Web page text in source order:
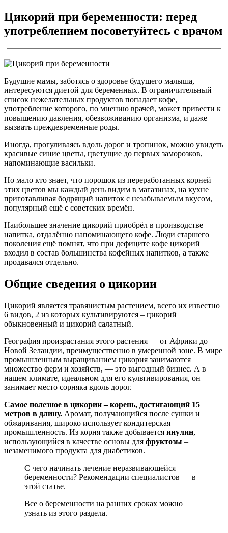
Цикорий при беременности: перед
употреблением посоветуйтесь с врачом
Будущие мамы, заботясь о здоровье будущего малыша,
интересуются диетой для беременных. В ограничительный
список нежелательных продуктов попадает кофе,
употребление которого, по мнению врачей, может привести к
повышению давления, обезвоживанию организма, и даже
вызвать преждевременные роды.
Иногда, прогуливаясь вдоль дорог и тропинок, можно увидеть
красивые синие цветы, цветущие до первых заморозков,
напоминающие васильки.
Но мало кто знает, что порошок из переработанных корней
этих цветов мы каждый день видим в магазинах, на кухне
приготавливая бодрящий напиток с незабываемым вкусом,
популярный ещё с советских времён.
Наибольшее значение цикорий приобрёл в производстве
напитка, отдалённо напоминающего кофе. Люди старшего
поколения ещё помнят, что при дефиците кофе цикорий
входил в состав большинства кофейных напитков, а также
продавался отдельно.
Общие сведения о цикории
Цикорий является травянистым растением, всего их известно
6 видов, 2 из которых культивируются – цикорий
обыкновенный и цикорий салатный.
География произрастания этого растения — от Африки до
Новой Зеландии, преимущественно в умеренной зоне. В мире
промышленным выращиванием цикория занимаются
множество ферм и хозяйств, — это выгодный бизнес. А в
нашем климате, идеальном для его культивирования, он
занимает место сорняка вдоль дорог.
Самое полезное в цикории – корень, достигающий 15
метров в длину. Аромат, получающийся после сушки и
обжаривания, широко использует кондитерская
промышленность. Из корня также добывается инулин,
использующийся в качестве основы для фруктозы –
незаменимого продукта для диабетиков.
С чего начинать лечение неразвивающейся
беременности? Рекомендации специалистов — в
этой статье.
Все о беременности на ранних сроках можно
узнать из этого раздела.